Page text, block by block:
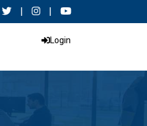
| |
Login